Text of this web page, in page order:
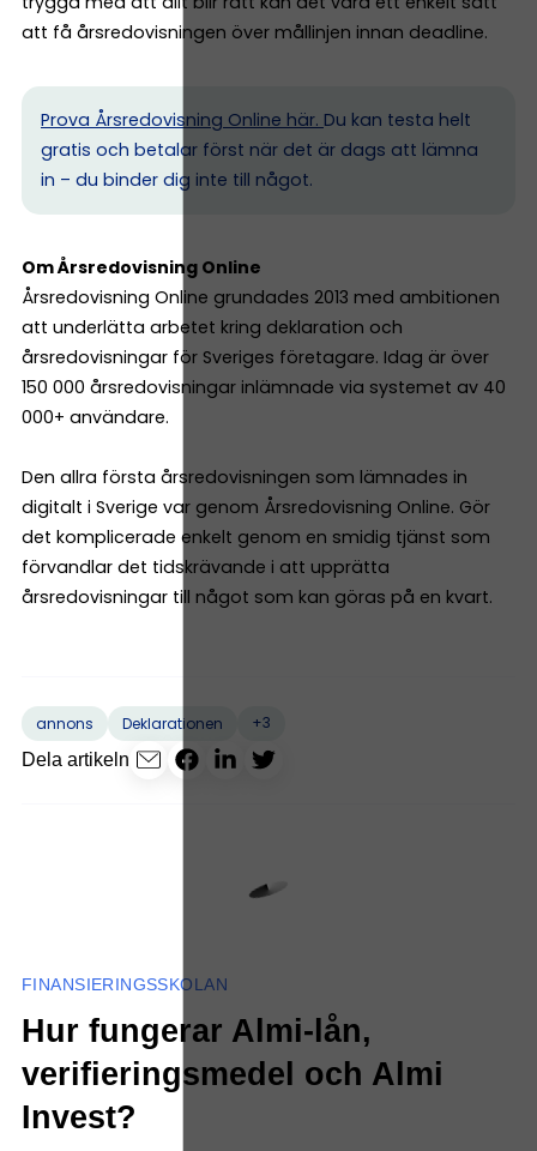
att få årsredovisningen över mållinjen innan deadline.
Prova Årsredovisning Online här. Du kan testa helt
gratis och betalar först när det är dags att lämna
in – du binder dig inte till något.
Om Årsredovisning Online
Årsredovisning Online grundades 2013 med ambitionen
att underlätta arbetet kring deklaration och
årsredovisningar för Sveriges företagare. Idag är över
150 000 årsredovisningar inlämnade via systemet av 40
000+ användare.
Den allra första årsredovisningen som lämnades in
digitalt i Sverige var genom Årsredovisning Online. Gör
det komplicerade enkelt genom en smidig tjänst som
förvandlar det tidskrävande i att upprätta
årsredovisningar till något som kan göras på en kvart.
annons Deklarationen
+3
Dela artikeln
FINANSIERINGSSKOLAN
Hur fungerar Almi-lån,
verifieringsmedel och Almi
Invest?